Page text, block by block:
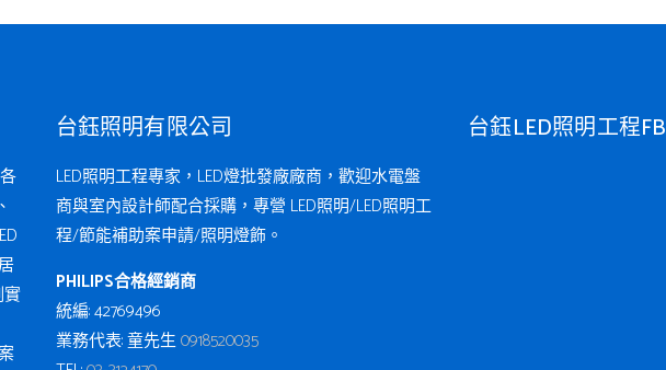
台鈺照明有限公司
LED照明工程專家，LED燈批發廠廠商，歡迎水電盤
商與室內設計師配合採購，專營 LED照明/LED照明工
程/節能補助案申請/照明燈飾。
PHILIPS合格經銷商
統編: 42769496
業務代表: 童先生0918520035
台鈺LED照明工程FB